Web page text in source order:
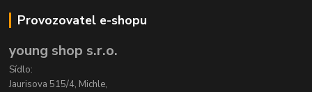
Provozovatel e-shopu
young shop s.r.o.
Sídlo:
Jaurisova 515/4, Michle,